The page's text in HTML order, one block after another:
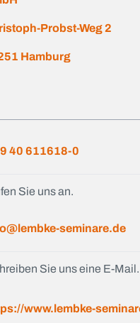
Probst-Weg 2
Hamburg
40 611618-0
Sie uns an.
seminare.de
Sie uns eine E-Mail.
www.lembke-